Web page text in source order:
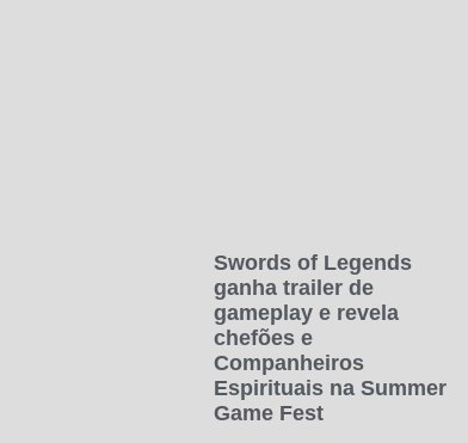
Swords of Legends
ganha trailer de
gameplay e revela
chefões e
Companheiros
Espirituais na Summer
Game Fest